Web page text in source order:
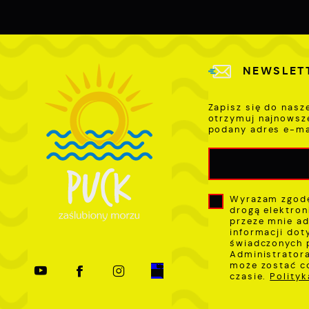
Zapisz się do
otrzymuj
podany adres e-
Wyrażam
drogą
przeze mnie
informacji
świadczonych
Administratora
może zostać
czasie.